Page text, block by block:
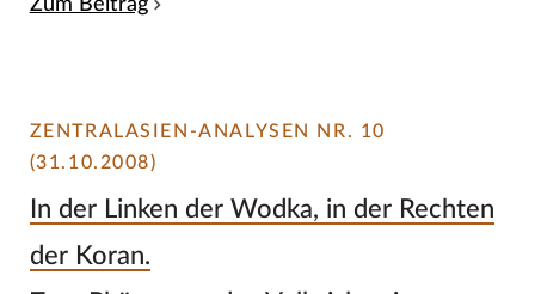
Zum Beitrag
ZENTRALASIEN-ANALYSEN NR. 10
(31.10.2008)
In der Linken der Wodka, in der Rechten
der Koran.